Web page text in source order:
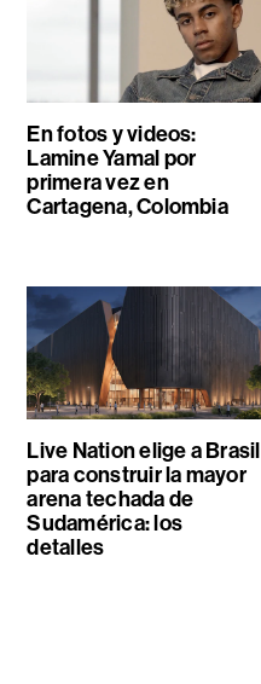
En fotos y videos:
Lamine Yamal por
primera vez en
Cartagena, Colombia
Live Nation elige a Brasil
para construir la mayor
arena techada de
Sudamérica: los
detalles